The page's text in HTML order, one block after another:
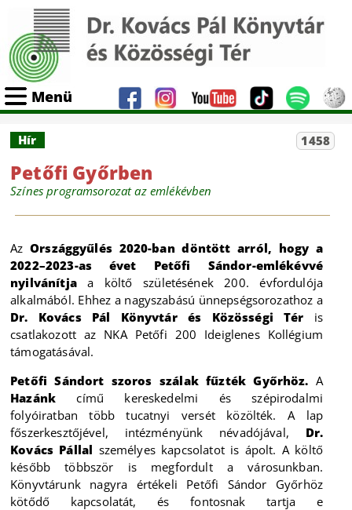
Menü
1458
Hír
Petőfi Győrben
Színes programsorozat az emlékévben
AzOrszággyűlés 2020-ban döntött arról, hogy a
2022–2023-as évet Petőfi Sándor-emlékévvé
nyilvánítjaa költő születésének 200. évfordulója
alkalmából. Ehhez a nagyszabású ünnepségsorozathoz a
Dr. Kovács Pál Könyvtár és Közösségi Tér is
csatlakozott az NKA Petőfi 200 Ideiglenes Kollégium
támogatásával.
Petőfi Sándort szoros szálak fűzték Győrhöz. A
Hazánkcímű kereskedelmi és szépirodalmi
folyóiratban több tucatnyi versét közölték. A lap
főszerkesztőjével, intézményünk névadójával, Dr.
Kovács Pállal személyes kapcsolatot is ápolt. A költő
később többször is megfordult a városunkban.
Könyvtárunk nagyra értékeli Petőfi Sándor Győrhöz
kötődő kapcsolatát, és fontosnak tartja e